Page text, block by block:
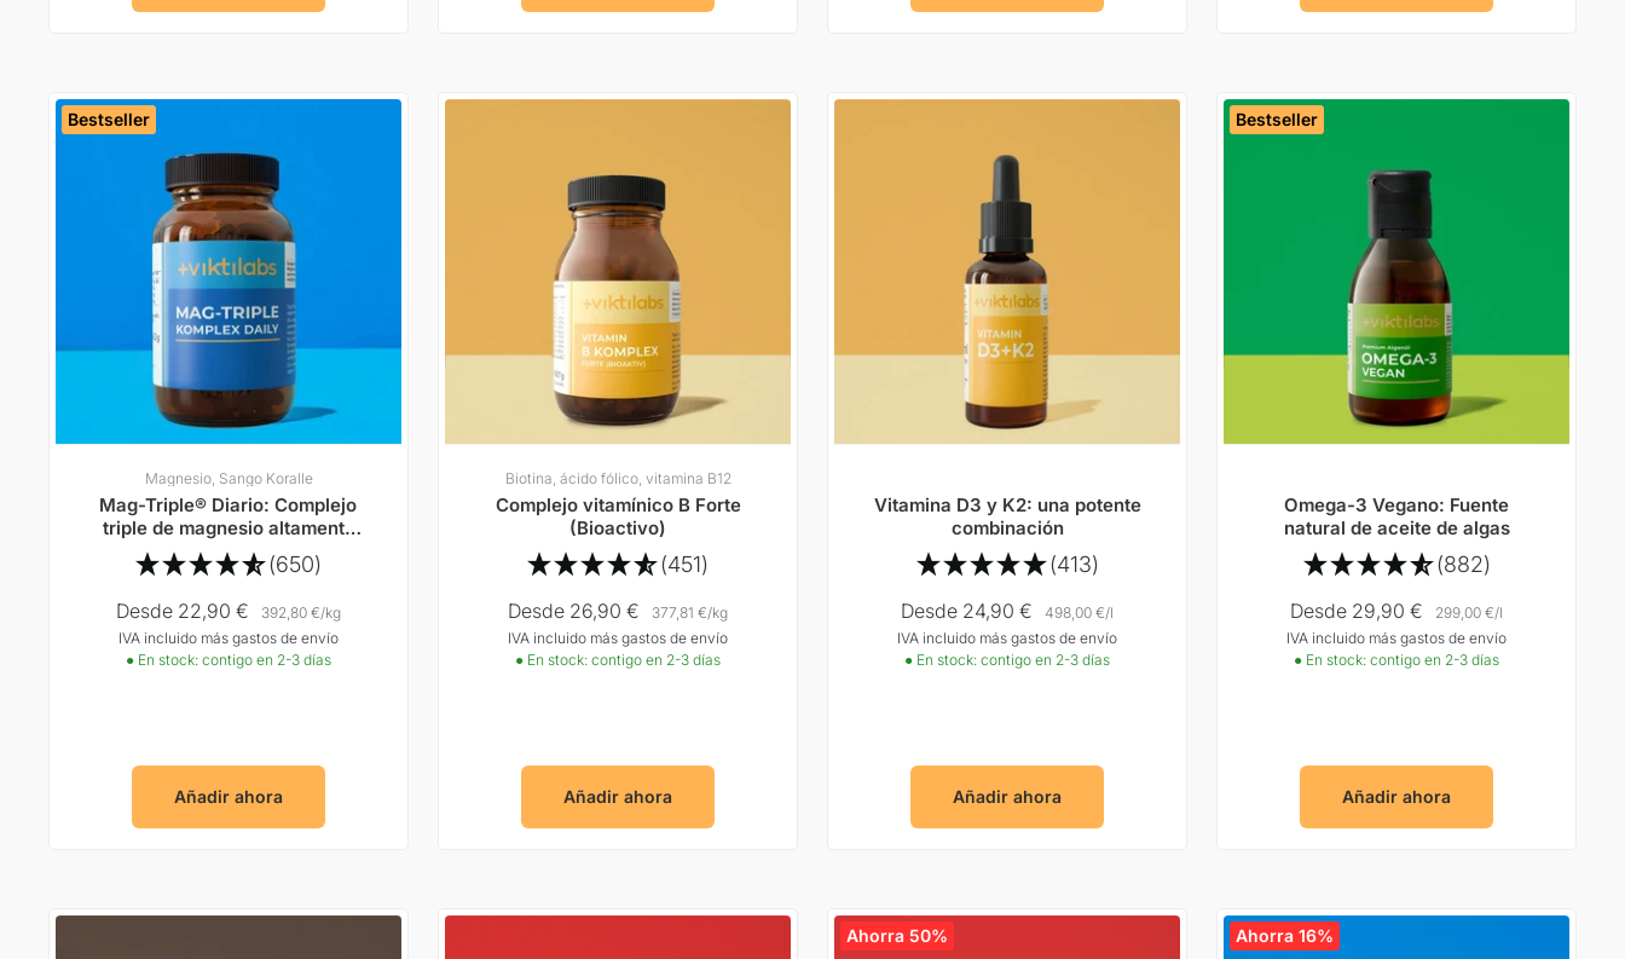
Bestseller
Magnesio, Sango Koralle
Mag-Triple® Diario: Complejo
triple de magnesio altamente
compatible sin citratos
(650)
Precio
Oferta
Desde 22,90 € 392,80 €/kg
IVA incluido más gastos de envío
● En stock: contigo en 2-3 días
Añadir ahora
Biotina, ácido fólico, vitamina B12
Complejo vitamínico B Forte
(Bioactivo)
(451)
Precio
Oferta
Desde 26,90 € 377,81 €/kg
IVA incluido más gastos de envío
● En stock: contigo en 2-3 días
Añadir ahora
Vitamina D3 y K2: una potente
combinación
(413)
Precio
Oferta
Desde 24,90 € 498,00 €/l
IVA incluido más gastos de envío
● En stock: contigo en 2-3 días
Añadir ahora
Bestseller
Omega-3 Vegano: Fuente
natural de aceite de algas
(882)
Precio
Oferta
Desde 29,90 € 299,00 €/l
IVA incluido más gastos de envío
● En stock: contigo en 2-3 días
Añadir ahora
Ahorra 50% Ahorra 16%